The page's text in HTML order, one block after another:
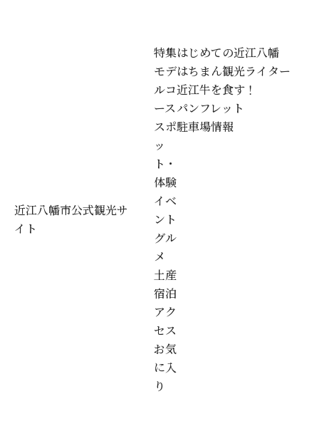
近江八幡市公式観光サ
イト
特集
モデ
ルコ
ース
スポ
ッ
ト・
体験
イベ
ント
グル
メ
土産
宿泊
アク
セス
お気
に入
り
はじめての近江八幡
はちまん観光ライター
近江牛を食す！
パンフレット
駐車場情報